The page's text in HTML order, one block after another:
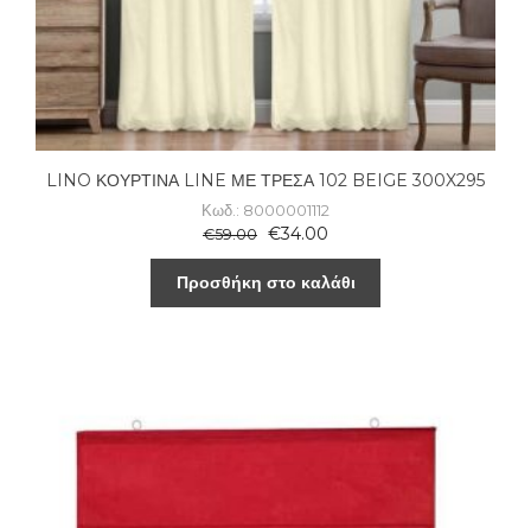
LINO ΚΟΥΡΤΙΝΑ LINE ΜΕ ΤΡΕΣΑ 102 BEIGE 300X295
Κωδ.: 8000001112
€59.00 €34.00
Προσθήκη στο καλάθι